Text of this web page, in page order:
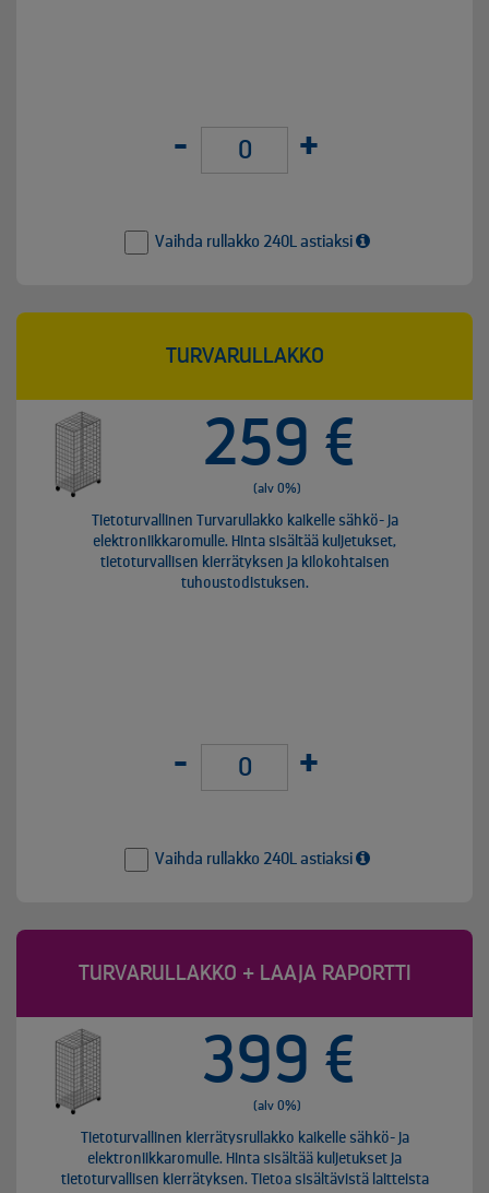
- +
Vaihda rullakko 240L astiaksi
TURVARULLAKKO
259 €
(alv 0%)
Tietoturvallinen Turvarullakko kaikelle sähkö- ja
elektroniikkaromulle. Hinta sisältää kuljetukset,
tietoturvallisen kierrätyksen ja kilokohtaisen
tuhoustodistuksen.
- +
Vaihda rullakko 240L astiaksi
TURVARULLAKKO + LAAJA RAPORTTI
399 €
(alv 0%)
Tietoturvallinen kierrätysrullakko kaikelle sähkö- ja
elektroniikkaromulle. Hinta sisältää kuljetukset ja
tietoturvallisen kierrätyksen. Tietoa sisältävistä laitteista